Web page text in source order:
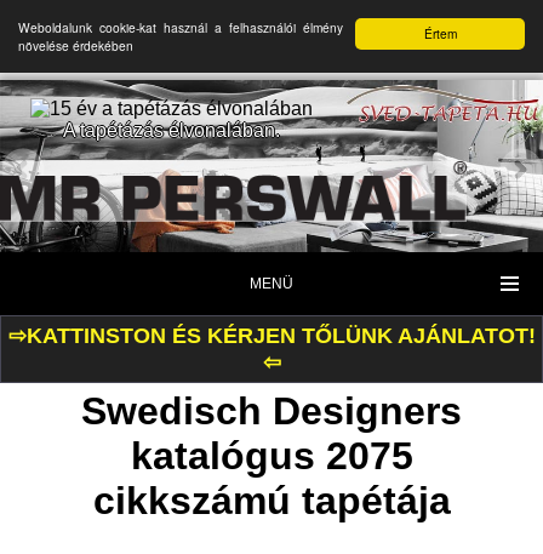
Értem
Weboldalunk cookie-kat használ a felhasználói élmény
növelése érdekében
A tapétázás élvonalában.
MENÜ
⇨KATTINSTON ÉS KÉRJEN TŐLÜNK AJÁNLATOT!
⇦
Swedisch Designers
katalógus 2075
cikkszámú tapétája